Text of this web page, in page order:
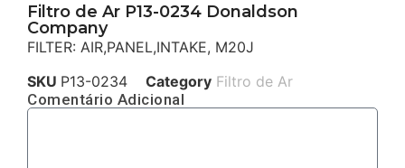
Filtro de Ar P13-0234 Donaldson
Company
FILTER: AIR,PANEL,INTAKE, M20J
SKU P13-0234 Category Filtro de Ar
Comentário Adicional